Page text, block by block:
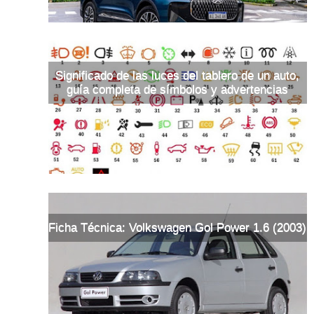
Significado de las luces del tablero de un auto,
guía completa de símbolos y advertencias
Ficha Técnica: Volkswagen Gol Power 1.6 (2003)